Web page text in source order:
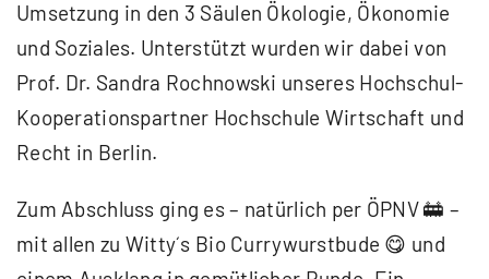
Umsetzung in den 3 Säulen Ökologie, Ökonomie
und Soziales. Unterstützt wurden wir dabei von
Prof. Dr. Sandra Rochnowski unseres Hochschul-
Kooperationspartner Hochschule Wirtschaft und
Recht in Berlin.
Zum Abschluss ging es – natürlich per ÖPNV 🚋 –
mit allen zu Witty´s Bio Currywurstbude 😋 und